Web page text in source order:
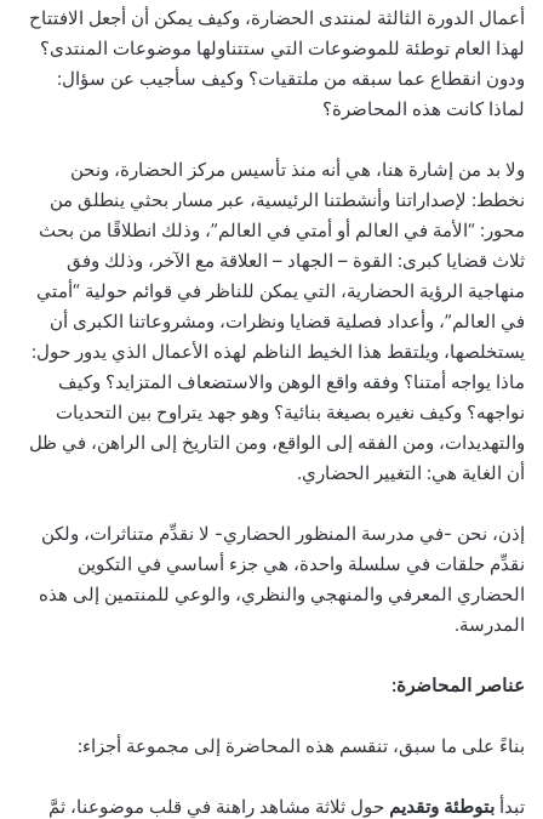
أعمال الدورة الثالثة لمنتدى الحضارة، وكيف يمكن أن أجعل الافتتاح
لهذا العام توطئة للموضوعات التي ستتناولها موضوعات المنتدى؟
ودون انقطاع عما سبقه من ملتقيات؟ وكيف سأجيب عن سؤال:
لماذا كانت هذه المحاضرة؟
ولا بد من إشارة هنا، هي أنه منذ تأسيس مركز الحضارة، ونحن
نخطط: لإصداراتنا وأنشطتنا الرئيسية، عبر مسار بحثي ينطلق من
محور: “الأمة في العالم أو أمتي في العالم”، وذلك انطلاقًا من بحث
ثلاث قضايا كبرى: القوة – الجهاد – العلاقة مع الآخر، وذلك وفق
منهاجية الرؤية الحضارية، التي يمكن للناظر في قوائم حولية “أمتي
في العالم”، وأعداد فصلية قضايا ونظرات، ومشروعاتنا الكبرى أن
يستخلصها، ويلتقط هذا الخيط الناظم لهذه الأعمال الذي يدور حول:
ماذا يواجه أمتنا؟ وفقه واقع الوهن والاستضعاف المتزايد؟ وكيف
نواجهه؟ وكيف نغيره بصيغة بنائية؟ وهو جهد يتراوح بين التحديات
والتهديدات، ومن الفقه إلى الواقع، ومن التاريخ إلى الراهن، في ظل
أن الغاية هي: التغيير الحضاري.
إذن، نحن -في مدرسة المنظور الحضاري- لا نقدِّم متناثرات، ولكن
نقدِّم حلقات في سلسلة واحدة، هي جزء أساسي في التكوين
الحضاري المعرفي والمنهجي والنظري، والوعي للمنتمين إلى هذه
المدرسة.
عناصر المحاضرة:
بناءً على ما سبق، تنقسم هذه المحاضرة إلى مجموعة أجزاء:
تبدأ بتوطئة وتقديم حول ثلاثة مشاهد راهنة في قلب موضوعنا، ثمَّ